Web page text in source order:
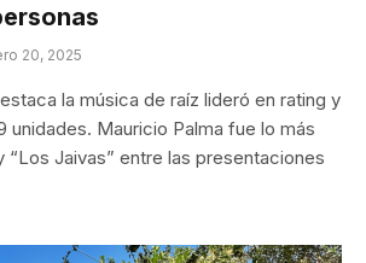
20, 2025
la música de raíz lideró en rating y
unidades. Mauricio Palma fue lo más
“Los Jaivas” entre las presentaciones